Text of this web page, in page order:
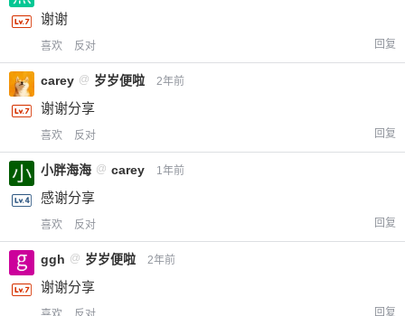
谢谢
喜欢 反对 回复
carey @ 岁岁便啦 2年前
谢谢分享
喜欢 反对 回复
小胖海海 @ carey 1年前
感谢分享
喜欢 反对 回复
ggh @ 岁岁便啦 2年前
谢谢分享
回复